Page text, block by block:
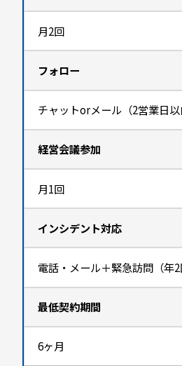
月2回
フォロー
チャットorメール（2営業日以
経営会議参加
月1回
インシデント対応
電話・メール＋緊急訪問（年2
最低契約期間
6ヶ月